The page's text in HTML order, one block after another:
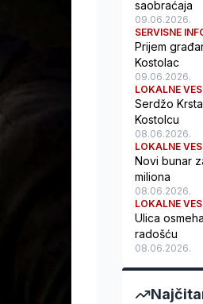
saobraćaja
09.06.2026.
SERVISNE
Prijem
Kostolac
09.06.2026.
LOKALNE
Serdžo
Kostolcu
08.06.2026.
LOKALNE
Novi bunar
miliona
08.06.2026.
LOKALNE
Ulica
radošću
08.06.2026.